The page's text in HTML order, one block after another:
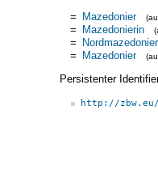
= Mazedonier
= Mazedonierin
= Nordmazedonier
= Mazedonier
Persistenter
http://